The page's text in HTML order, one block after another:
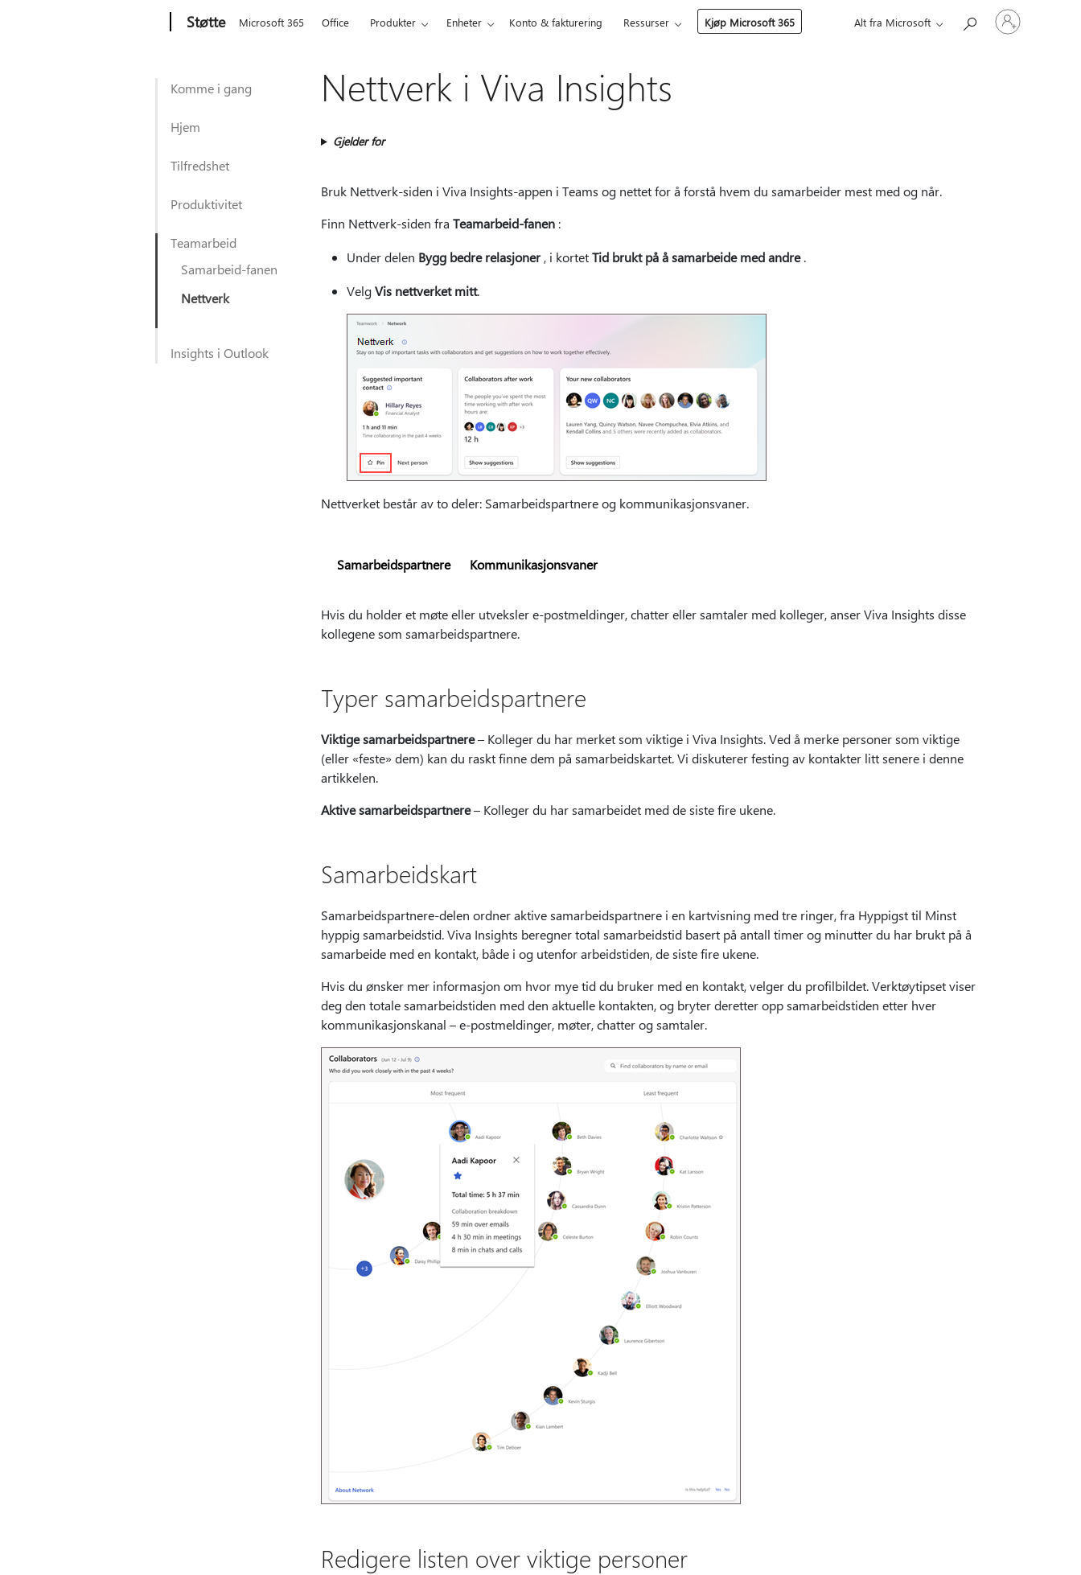
Støtte Microsoft 365 Office Produkter Enheter Konto & fakturering Ressurser Kjøp Microsoft 365 Alt fra Microsoft
Logg
på
kontoen
Komme i gang
Hjem
Tilfredshet
Produktivitet
Teamarbeid
Samarbeid-fanen
Nettverk
Insights i Outlook
Nettverk i Viva Insights
Gjelder for
Bruk Nettverk-siden i Viva Insights-appen i Teams og nettet for å forstå hvem du samarbeider mest med og når.
Finn Nettverk-siden fra Teamarbeid-fanen :
Under delen Bygg bedre relasjoner, i kortetTid brukt på å samarbeide med andre.
VelgVis nettverket mitt.
Nettverket består av to deler: Samarbeidspartnere og kommunikasjonsvaner.
Samarbeidspartnere Kommunikasjonsvaner
Hvis du holder et møte eller utveksler e-postmeldinger, chatter eller samtaler med kolleger, anser Viva Insights disse
kollegene som samarbeidspartnere.
Typer samarbeidspartnere
Viktige samarbeidspartnere– Kolleger du har merket som viktige i Viva Insights. Ved å merke personer som viktige
(eller «feste» dem) kan du raskt finne dem på samarbeidskartet. Vi diskuterer festing av kontakter litt senere i denne
artikkelen.
Aktive samarbeidspartnere– Kolleger du har samarbeidet med de siste fire ukene.
Samarbeidskart
Samarbeidspartnere-delen ordner aktive samarbeidspartnere i en kartvisning med tre ringer, fra Hyppigst til Minst
hyppig samarbeidstid. Viva Insights beregner total samarbeidstid basert på antall timer og minutter du har brukt på å
samarbeide med en kontakt, både i og utenfor arbeidstiden, de siste fire ukene.
Hvis du ønsker mer informasjon om hvor mye tid du bruker med en kontakt, velger du profilbildet. Verktøytipset viser
deg den totale samarbeidstiden med den aktuelle kontakten, og bryter deretter opp samarbeidstiden etter hver
kommunikasjonskanal – e-postmeldinger, møter, chatter og samtaler.
Redigere listen over viktige personer